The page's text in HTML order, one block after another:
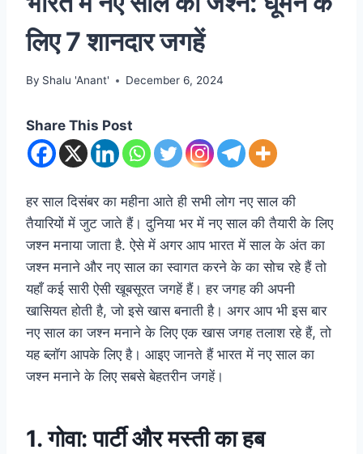
लिए 7 शानदार जगहें
By Shalu 'Anant' December 6, 2024
Share This Post
हर साल दिसंबर का महीना आते ही सभी लोग नए साल की
तैयारियों में जुट जाते हैं। दुनिया भर में नए साल की तैयारी के लिए
जश्न मनाया जाता है. ऐसे में अगर आप भारत में साल के अंत का
जश्न मनाने और नए साल का स्वागत करने के का सोच रहे हैं तो
यहाँ कई सारी ऐसी खूबसूरत जगहें हैं। हर जगह की अपनी
खासियत होती है, जो इसे खास बनाती है। अगर आप भी इस बार
नए साल का जश्न मनाने के लिए एक खास जगह तलाश रहे हैं, तो
यह ब्लॉग आपके लिए है। आइए जानते हैं भारत में नए साल का
जश्न मनाने के लिए सबसे बेहतरीन जगहें।
1. गोवा: पार्टी और मस्ती का हब